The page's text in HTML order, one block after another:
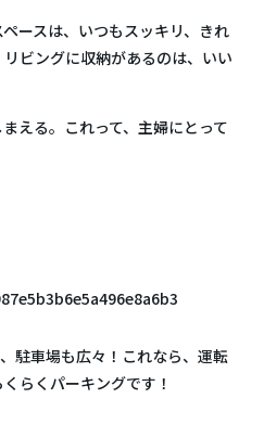
ースは、いつもスッキリ、きれ
ビングに収納があるのは、いい
える。これって、主婦にとって
駐車場も広々！これなら、運転
らくパーキングです！